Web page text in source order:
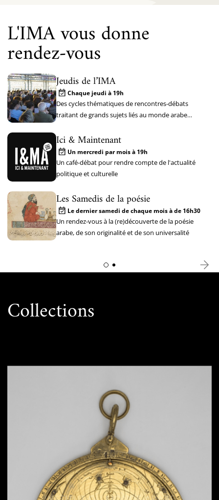
L'IMA vous donne
rendez-vous
Jeudis de l’IMA
Chaque jeudi à 19h
Des cycles thématiques de rencontres-débats
traitant de grands sujets liés au monde arabe
Ici & Maintenant
Un mercredi par mois à 19h
Un café-débat pour rendre compte de l'actualité
politique et culturelle
Les Samedis de la poésie
Le dernier samedi de chaque mois à de 16h30
Un rendez-vous à la (re)découverte de la poésie
arabe, de son originalité et de son universalité
Collections